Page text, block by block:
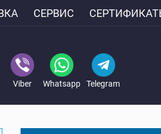
СЕРВИС
Viber Whatsapp Telegram